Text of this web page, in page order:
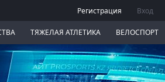
Регистрация Вход
ТЯЖЕЛАЯ АТЛЕТИКА ВЕЛОСПОРТ